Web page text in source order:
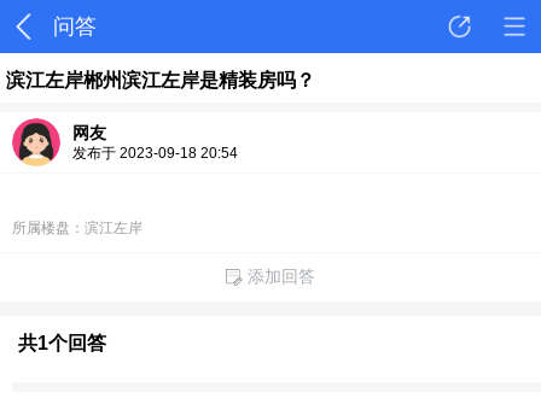
问答
滨江左岸郴州滨江左岸是精装房吗？
网友
发布于 2023-09-18 20:54
所属楼盘：滨江左岸
添加回答
共1个回答